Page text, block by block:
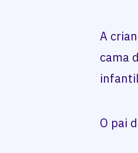
A
cama
O pai